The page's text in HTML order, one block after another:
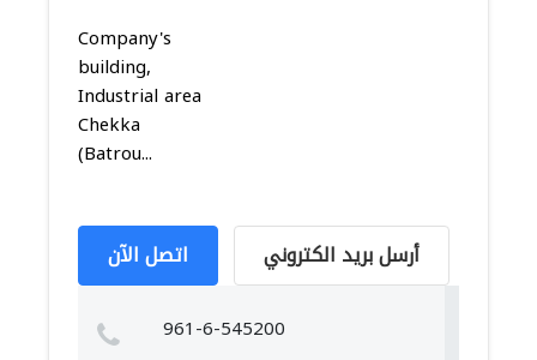
Company's
building,
Industrial area
Chekka
(Batrou...
اتصل الآن أرسل بريد الكتروني
961-6-545200